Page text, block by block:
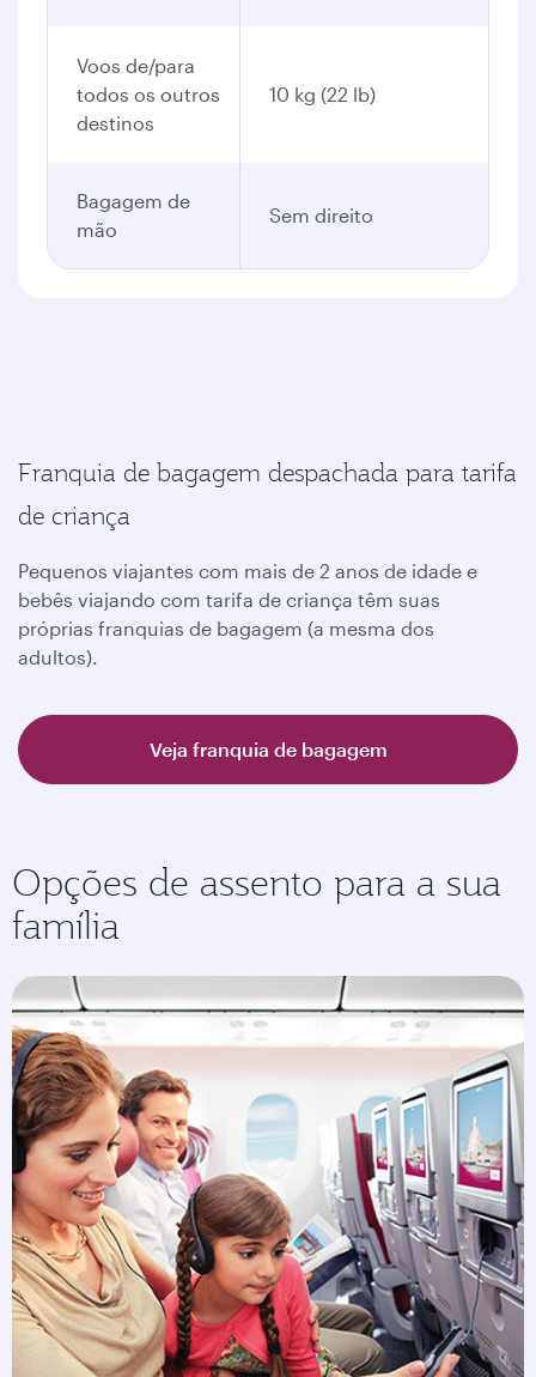
Voos de/para
todos os outros
destinos
10 kg (22 lb)
Bagagem de
mão
Sem direito
Franquia de bagagem despachada para tarifa
de criança
Pequenos viajantes com mais de 2 anos de idade e
bebês viajando com tarifa de criança têm suas
próprias franquias de bagagem (a mesma dos
adultos).
Veja franquia de bagagem
Opções de assento para a sua
família